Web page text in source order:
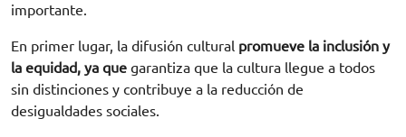
importante.
En primer lugar, la difusión cultural promueve la inclusión y
la equidad, ya que garantiza que la cultura llegue a todos
sin distinciones y contribuye a la reducción de
desigualdades sociales.